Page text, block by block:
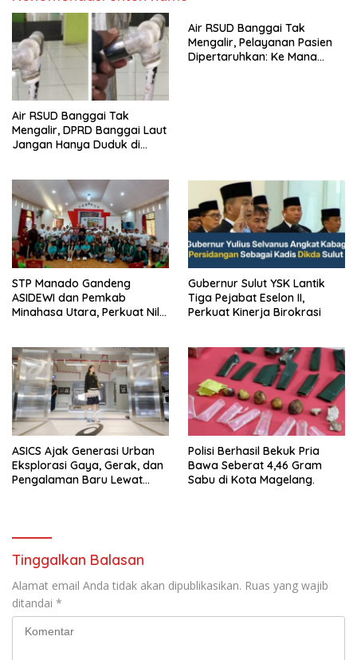
Air RSUD Banggai Tak
Mengalir, DPRD Banggai Laut
Jangan Hanya Duduk di
Air RSUD Banggai Tak
Mengalir, Pelayanan Pasien
Dipertaruhkan: Ke Mana
‎STP Manado Gandeng
ASIDEWI dan Pemkab
Minahasa Utara, Perkuat Nilai
Gubernur Sulut YSK Lantik
Tiga Pejabat Eselon II,
Perkuat Kinerja Birokrasi
ASICS Ajak Generasi Urban
Eksplorasi Gaya, Gerak, dan
Pengalaman Baru Lewat
Polisi Berhasil Bekuk Pria
Bawa Seberat 4,46 Gram
Sabu di Kota Magelang.
Tinggalkan Balasan
Alamat email Anda tidak akan dipublikasikan. Ruas yang wajib
ditandai *